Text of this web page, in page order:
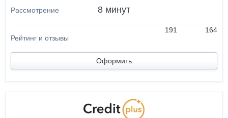
8 минут
191 164
Оформить